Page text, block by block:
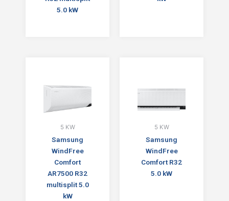
5.0 kW
5 KW
Samsung
WindFree
Comfort
AR7500 R32
multisplit 5.0
kW
5 KW
Samsung
WindFree
Comfort R32
5.0 kW